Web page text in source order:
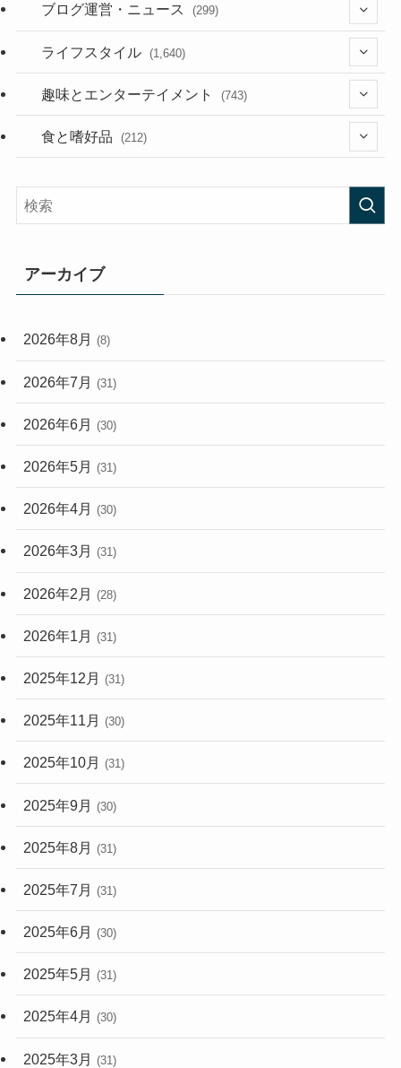
(36)
(187)
ブログ運営・ニュース (299)
(118)
(181)
ライフスタイル (1,640)
(395)
(282)
(33)
(248)
趣味とエンターテイメント (743)
(56)
食と嗜好品 (212)
アーカイブ
2026年8月 (8)
2026年7月 (31)
2026年6月 (30)
2026年5月 (31)
2026年4月 (30)
2026年3月 (31)
2026年2月 (28)
2026年1月 (31)
2025年12月 (31)
2025年11月 (30)
2025年10月 (31)
2025年9月 (30)
2025年8月 (31)
2025年7月 (31)
2025年6月 (30)
2025年5月 (31)
2025年4月 (30)
2025年3月 (31)